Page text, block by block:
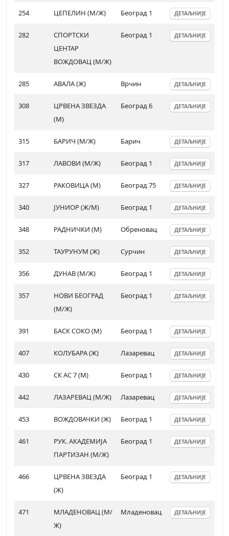
254 ЦЕПЕЛИН (М/Ж) Београд 1 ДЕТАЉНИЈЕ
282
СПОРТСКИ
ЦЕНТАР
ВОЖДОВАЦ (М/Ж)
Београд 1 ДЕТАЉНИЈЕ
285 АВАЛА (Ж) Врчин ДЕТАЉНИЈЕ
308
ЦРВЕНА ЗВЕЗДА
(М)
Београд 6 ДЕТАЉНИЈЕ
315 БАРИЧ (М/Ж) Барич ДЕТАЉНИЈЕ
317 ЛАВОВИ (М/Ж) Београд 1 ДЕТАЉНИЈЕ
327 РАКОВИЦА (М) Београд 75 ДЕТАЉНИЈЕ
340 ЈУНИОР (Ж/М) Београд 1 ДЕТАЉНИЈЕ
348 РАДНИЧКИ (М) Обреновац ДЕТАЉНИЈЕ
352 ТАУРУНУМ (Ж) Сурчин ДЕТАЉНИЈЕ
356 ДУНАВ (М/Ж) Београд 1 ДЕТАЉНИЈЕ
357
НОВИ БЕОГРАД
(М/Ж)
Београд 1 ДЕТАЉНИЈЕ
391 БАСК СОКО (М) Београд 1 ДЕТАЉНИЈЕ
407 КОЛУБАРА (Ж) Лазаревац ДЕТАЉНИЈЕ
430 СК АС 7 (М) Београд 1 ДЕТАЉНИЈЕ
442 ЛАЗАРЕВАЦ (М/Ж) Лазаревац ДЕТАЉНИЈЕ
453 ВОЖДОВАЧКИ (Ж) Београд 1 ДЕТАЉНИЈЕ
461
РУК. АКАДЕМИЈА
ПАРТИЗАН (М/Ж)
Београд 1 ДЕТАЉНИЈЕ
466
ЦРВЕНА ЗВЕЗДА
(Ж)
Београд 1 ДЕТАЉНИЈЕ
471
МЛАДЕНОВАЦ (М/
Ж)
Младеновац ДЕТАЉНИЈЕ